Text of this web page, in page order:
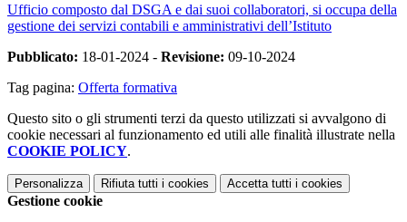
Ufficio composto dal DSGA e dai suoi collaboratori, si occupa della
gestione dei servizi contabili e amministrativi dell’Istituto
Pubblicato: 18-01-2024 - Revisione: 09-10-2024
Tag pagina: Offerta formativa
Questo sito o gli strumenti terzi da questo utilizzati si avvalgono di
cookie necessari al funzionamento ed utili alle finalità illustrate nella
COOKIE POLICY.
Personalizza Rifiuta tutti i cookies Accetta tutti i cookies
Gestione cookie